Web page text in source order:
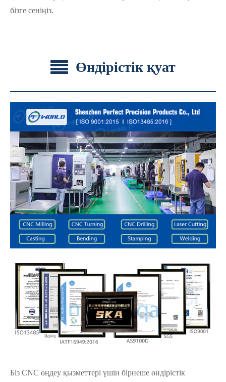
бізге сеніңіз.
Өндірістік қуат
Біз CNC өңдеу қызметтері үшін бірнеше өндірістік